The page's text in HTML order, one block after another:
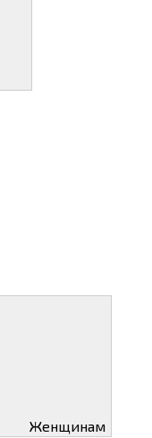
Женщинам